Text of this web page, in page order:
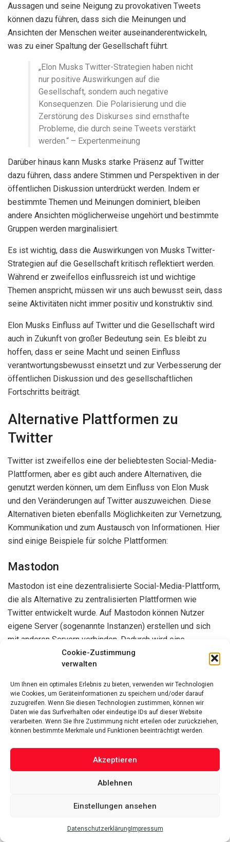
Cookie-Zustimmung
verwalten
Um Ihnen ein optimales Erlebnis zu bieten, verwenden wir Technologien
wie Cookies, um Geräteinformationen zu speichern und/oder darauf
zuzugreifen. Wenn Sie diesen Technologien zustimmen, können wir
Daten wie das Surfverhalten oder eindeutige IDs auf dieser Website
verarbeiten. Wenn Sie Ihre Zustimmung nicht erteilen oder zurückziehen,
können bestimmte Merkmale und Funktionen beeinträchtigt werden.
Akzeptieren
Ablehnen
Einstellungen ansehen
Datenschutzerklärung Impressum
Aussagen und seine Neigung zu provokativen Tweets
können dazu führen, dass sich die Meinungen und
Ansichten der Menschen weiter auseinanderentwickeln,
was zu einer Spaltung der Gesellschaft führt.
„Elon Musks Twitter-Strategien haben nicht
nur positive Auswirkungen auf die
Gesellschaft, sondern auch negative
Konsequenzen. Die Polarisierung und die
Zerstörung des Diskurses sind ernsthafte
Probleme, die durch seine Tweets verstärkt
werden.“ – Expertenmeinung
Darüber hinaus kann Musks starke Präsenz auf Twitter
dazu führen, dass andere Stimmen und Perspektiven in der
öffentlichen Diskussion unterdrückt werden. Indem er
bestimmte Themen und Meinungen dominiert, bleiben
andere Ansichten möglicherweise ungehört und bestimmte
Gruppen werden marginalisiert.
Es ist wichtig, dass die Auswirkungen von Musks Twitter-
Strategien auf die Gesellschaft kritisch reflektiert werden.
Während er zweifellos einflussreich ist und wichtige
Themen anspricht, müssen wir uns auch bewusst sein, dass
seine Aktivitäten nicht immer positiv und konstruktiv sind.
Elon Musks Einfluss auf Twitter und die Gesellschaft wird
auch in Zukunft von großer Bedeutung sein. Es bleibt zu
hoffen, dass er seine Macht und seinen Einfluss
verantwortungsbewusst einsetzt und zur Verbesserung der
öffentlichen Diskussion und des gesellschaftlichen
Fortschritts beiträgt.
Alternative Plattformen zu
Twitter
Twitter ist zweifellos eine der beliebtesten Social-Media-
Plattformen, aber es gibt auch andere Alternativen, die
genutzt werden können, um dem Einfluss von Elon Musk
und den Veränderungen auf Twitter auszuweichen. Diese
Alternativen bieten ebenfalls Möglichkeiten zur Vernetzung,
Kommunikation und zum Austausch von Informationen. Hier
sind einige Beispiele für solche Plattformen:
Mastodon
Mastodon ist eine dezentralisierte Social-Media-Plattform,
die als Alternative zu zentralisierten Plattformen wie
Twitter entwickelt wurde. Auf Mastodon können Nutzer
eigene Server (sogenannte Instanzen) erstellen und sich
mit anderen Servern verbinden. Dadurch wird eine
Community-basierte und kontrollierte Umgebung
geschaffen, in der Nutzer Inhalte teilen, Diskussionen
führen und Kontakte knüpfen können.
Bluesky
Bluesky ist eine neue Plattform, die von Twitter entwickelt
sein wird. Das Ziel von Bluesky ist es, eine offene und
dezentrale Plattform für öffentliche Diskussionen zu
schaffen. Die Entwicklung von Bluesky ist noch in vollem
Alternative zu Twitterbieten wird, die auf den Prinzipien